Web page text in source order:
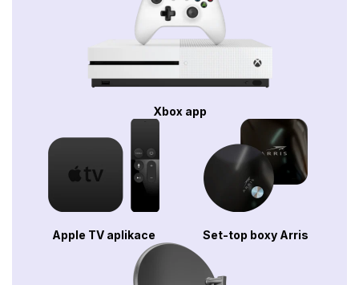
Xbox app
Apple TV aplikace Set-top boxy Arris